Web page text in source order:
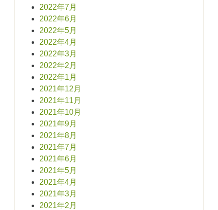
2022年7月
2022年6月
2022年5月
2022年4月
2022年3月
2022年2月
2022年1月
2021年12月
2021年11月
2021年10月
2021年9月
2021年8月
2021年7月
2021年6月
2021年5月
2021年4月
2021年3月
2021年2月